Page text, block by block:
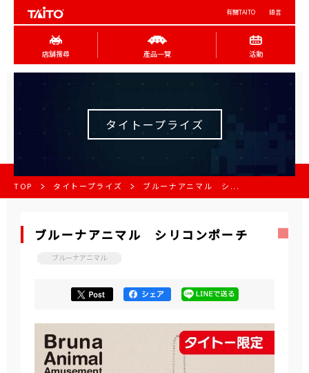
有關TAITO 語言
店舖搜尋 產品一覽 活動
タイトープライズ
TOP タイトープライズ ブルーナアニマル シ...
ブルーナアニマル シリコンポーチ
ブルーナアニマル